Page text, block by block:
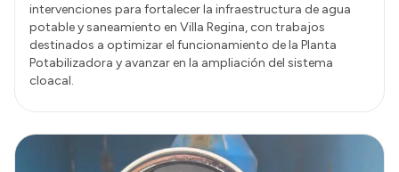
intervenciones para fortalecer la infraestructura de agua
potable y saneamiento en Villa Regina, con trabajos
destinados a optimizar el funcionamiento de la Planta
Potabilizadora y avanzar en la ampliación del sistema
cloacal.